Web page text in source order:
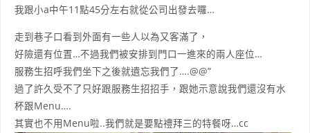
我跟小a中午11點45分左右就從公司出發去囉…
走到巷子口看到外面有一些人以為又客滿了，
好險還有位置…不過我們被安排到門口一進來的兩人座位…
服務生招呼我們坐下之後就遺忘我們了….@@”
過了許久受不了只好跟服務生招招手，跟她示意說我們還沒有水
杯跟Menu….
其實也不用Menu啦..我們就是要點禮拜三的特餐呀…cc